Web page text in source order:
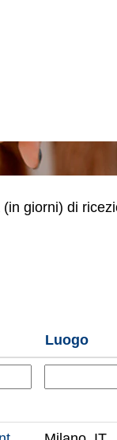
giorni) di
Luogo